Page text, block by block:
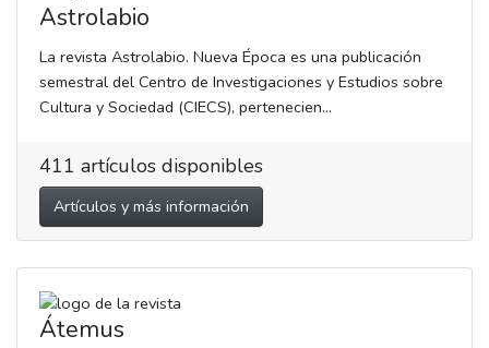
Astrolabio
La revista Astrolabio. Nueva Época es una publicación
semestral del Centro de Investigaciones y Estudios sobre
Cultura y Sociedad (CIECS), pertenecien...
411 artículos disponibles
Artículos y más información
Átemus